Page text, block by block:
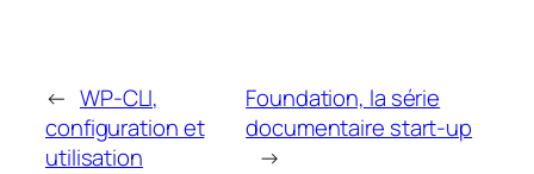
← WP-CLI,
configuration et
utilisation
Foundation, la série
documentaire start-up
→